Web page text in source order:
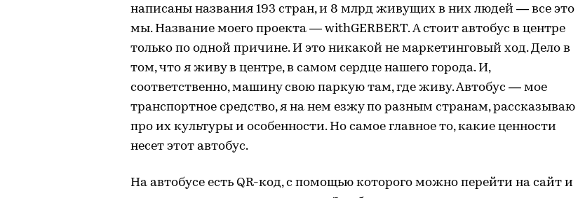
написаны названия 193 стран, и 8 млрд живущих в них людей — все это
мы. Название моего проекта — withGERBERT. А стоит автобус в центре
только по одной причине. И это никакой не маркетинговый ход. Дело в
том, что я живу в центре, в самом сердце нашего города. И,
соответственно, машину свою паркую там, где живу. Автобус — мое
транспортное средство, я на нем езжу по разным странам, рассказываю
про их культуры и особенности. Но самое главное то, какие ценности
несет этот автобус.
На автобусе есть QR-код, с помощью которого можно перейти на сайт и